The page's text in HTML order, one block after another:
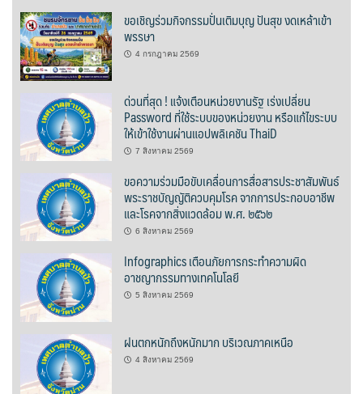
บ้านกังหัน @ ปัวคอทเทจ
บ้านต้นคูณ
บ้านนาโฮมสเตย์
บ้านปัว ปลายนา
บ้านพักชมดอย
บ้านยลญภา
บ้านริมทุ่งรีสอร์ท
บ้านสวนศรีสุขโฮมสเตย์
บ้านฮิมนาปัว
บ้านไม้ปลายนา
ขอเชิญร่วมกิจกรรมปั่นเติมบุญ ปันสุข งดเหล้าเข้า
พรรษา
4 กรกฎาคม 2569
ด่วนที่สุด ! แจ้งเตือนหน่วยงานรัฐ เร่งเปลี่ยน
Password ที่ใช้ระบบของหน่วยงาน หรือแก้ไขระบบ
ให้เข้าใช้งานผ่านแอปพลิเคชัน ThaiD
7 สิงหาคม 2569
ขอความร่วมมือขับเคลื่อนการสื่อสารประชาสัมพันธ์
พระราชบัญญัติควบคุมโรค จากการประกอบอาชีพ
และโรคจากสิ่งแวดล้อม พ.ศ. ๒๕๖๒
6 สิงหาคม 2569
Infographics เตือนภัยการกระทำความผิด
อาชญากรรมทางเทคโนโลยี
5 สิงหาคม 2569
ฝนตกหนักถึงหนักมาก บริเวณภาคเหนือ
4 สิงหาคม 2569